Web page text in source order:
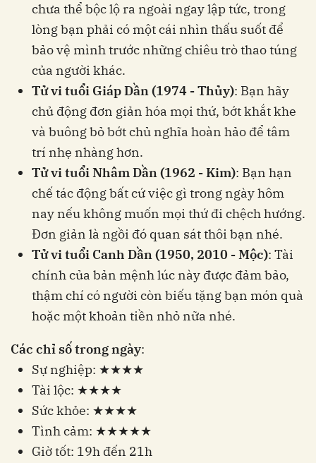
chưa thể bộc lộ ra ngoài ngay lập tức, trong
lòng bạn phải có một cái nhìn thấu suốt để
bảo vệ mình trước những chiêu trò thao túng
của người khác.
Tử vi tuổi Giáp Dần (1974 - Thủy): Bạn hãy
chủ động đơn giản hóa mọi thứ, bớt khắt khe
và buông bỏ bớt chủ nghĩa hoàn hảo để tâm
trí nhẹ nhàng hơn.
Tử vi tuổi Nhâm Dần (1962 - Kim): Bạn hạn
chế tác động bất cứ việc gì trong ngày hôm
nay nếu không muốn mọi thứ đi chệch hướng.
Đơn giản là ngồi đó quan sát thôi bạn nhé.
Tử vi tuổi Canh Dần (1950, 2010 - Mộc): Tài
chính của bản mệnh lúc này được đảm bảo,
thậm chí có người còn biếu tặng bạn món quà
hoặc một khoản tiền nhỏ nữa nhé.
Các chỉ số trong ngày:
Sự nghiệp: ★★★★
Tài lộc: ★★★★
Sức khỏe: ★★★★
Tình cảm: ★★★★★
Giờ tốt: 19h đến 21h